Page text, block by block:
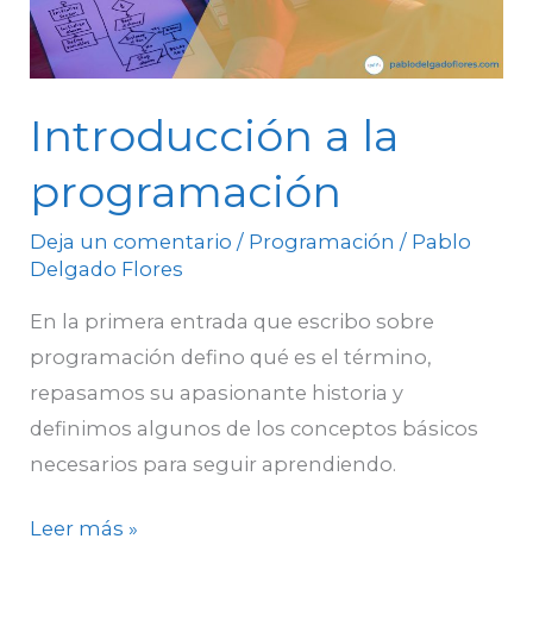
Introducción a la
programación
Deja un comentario / Programación / Pablo
Delgado Flores
En la primera entrada que escribo sobre
programación defino qué es el término,
repasamos su apasionante historia y
definimos algunos de los conceptos básicos
necesarios para seguir aprendiendo.
Leer más »